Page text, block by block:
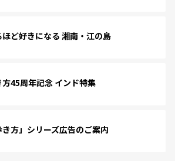
ど好きになる 湘南・江の島
45周年記念 インド特集
き方」シリーズ広告のご案内